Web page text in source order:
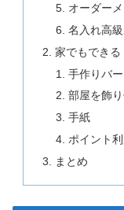
オーダー
名入れ高
家でもできる
手作りバ
部屋を飾
手紙
ポイント
まとめ